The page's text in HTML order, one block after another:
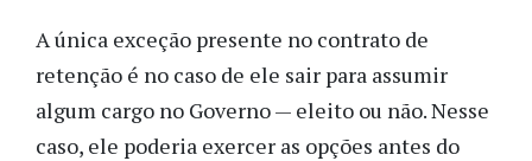
A única exceção presente no contrato de
retenção é no caso de ele sair para assumir
algum cargo no Governo — eleito ou não. Nesse
caso, ele poderia exercer as opções antes do